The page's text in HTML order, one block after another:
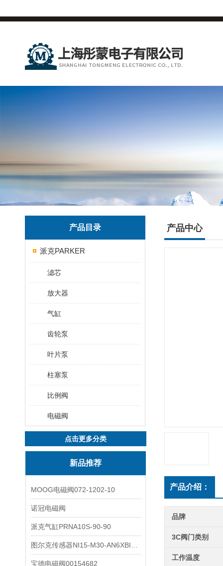
产品目录
派克PARKER
滤芯
放大器
气缸
齿轮泵
叶片泵
柱塞泵
比例阀
电磁阀
点击更多分类
新品推荐
MOOG电磁阀072-1202-10
诺冠电磁阀
派克气缸PRNA10S-90-90
宝德电磁阀00154682
产品中心
产品介绍：
品牌
3C阀门类别
工作温度